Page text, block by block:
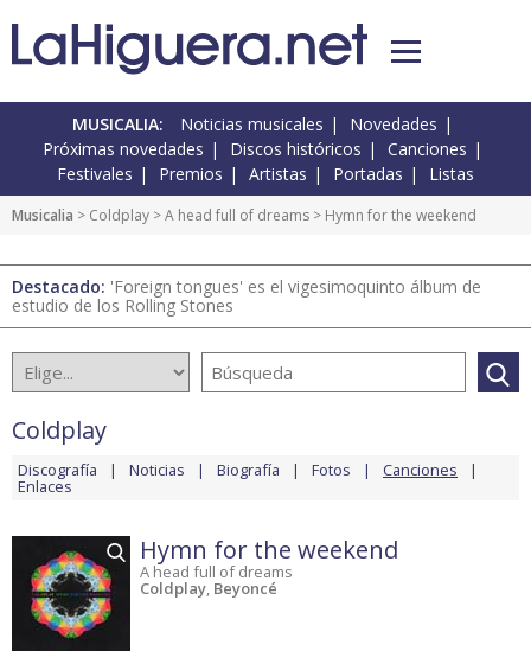
MUSICALIA: Noticias musicales
Novedades
Próximas novedades
Discos históricos
Canciones
Festivales
Premios Artistas Portadas Listas
Musicalia > Coldplay >A head full of dreams > Hymn for the weekend
Destacado: 'Foreign tongues' es el vigesimoquinto álbum de
estudio de los Rolling Stones
Coldplay
Discografía Noticias Biografía Fotos Canciones
Enlaces
Hymn for the weekend
A head full of dreams
Coldplay, Beyoncé